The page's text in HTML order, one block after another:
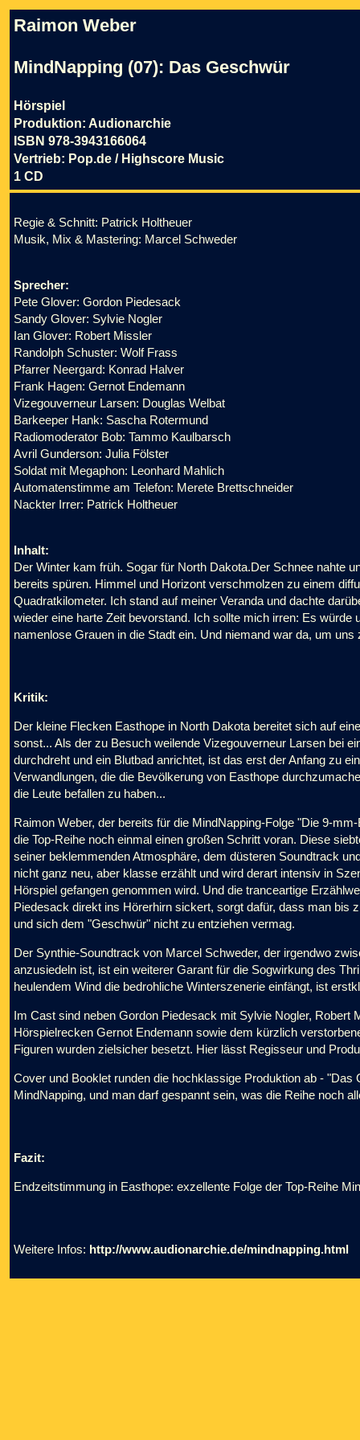
Raimon Weber
MindNapping (07): Das Geschwür
Hörspiel
Produktion: Audionarchie
ISBN 978-3943166064
Vertrieb: Pop.de / Highscore Music
1 CD
Regie & Schnitt: Patrick Holtheuer
Musik, Mix & Mastering: Marcel Schweder
Sprecher:
Pete Glover: Gordon Piedesack
Sandy Glover: Sylvie Nogler
Ian Glover: Robert Missler
Randolph Schuster: Wolf Frass
Pfarrer Neergard: Konrad Halver
Frank Hagen: Gernot Endemann
Vizegouverneur Larsen: Douglas Welbat
Barkeeper Hank: Sascha Rotermund
Radiomoderator Bob: Tammo Kaulbarsch
Avril Gunderson: Julia Fölster
Soldat mit Megaphon: Leonhard Mahlich
Automatenstimme am Telefon: Merete Brettschneider
Nackter Irrer: Patrick Holtheuer
Inhalt:
Der Winter kam früh. Sogar für North Dakota.Der Schnee nahte
bereits spüren. Himmel und Horizont verschmolzen zu einem
Quadratkilometer. Ich stand auf meiner Veranda und dachte
wieder eine harte Zeit bevorstand. Ich sollte mich irren: Es
namenlose Grauen in die Stadt ein. Und niemand war da, um uns
Kritik:
Der kleine Flecken Easthope in North Dakota bereitet sich auf
sonst... Als der zu Besuch weilende Vizegouverneur Larsen bei
durchdreht und ein Blutbad anrichtet, ist das erst der Anfang zu
Verwandlungen, die die Bevölkerung von Easthope
die Leute befallen zu haben...
Raimon Weber, der bereits für die MindNapping-Folge "Die 9-
die Top-Reihe noch einmal einen großen Schritt voran. Diese
seiner beklemmenden Atmosphäre, dem düsteren Soundtrack
nicht ganz neu, aber klasse erzählt und wird derart intensiv in
Hörspiel gefangen genommen wird. Und die tranceartige
Piedesack direkt ins Hörerhirn sickert, sorgt dafür, dass man bis
und sich dem "Geschwür" nicht zu entziehen vermag.
Der Synthie-Soundtrack von Marcel Schweder, der irgendwo
anzusiedeln ist, ist ein weiterer Garant für die Sogwirkung des
heulendem Wind die bedrohliche Winterszenerie einfängt, ist
Im Cast sind neben Gordon Piedesack mit Sylvie Nogler, Robert
Hörspielrecken Gernot Endemann sowie dem kürzlich
Figuren wurden zielsicher besetzt. Hier lässt Regisseur und
Cover und Booklet runden die hochklassige Produktion ab -
MindNapping, und man darf gespannt sein, was die Reihe noch
Fazit:
Endzeitstimmung in Easthope: exzellente Folge der Top-Reihe
Weitere Infos: http://www.audionarchie.de/mindnapping.html